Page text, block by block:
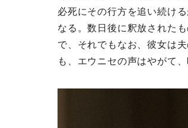
必死にその⾏⽅を追い続け
なる。数⽇後に釈放された
で、それでもなお、彼⼥は
も、エウニセの声はやがて